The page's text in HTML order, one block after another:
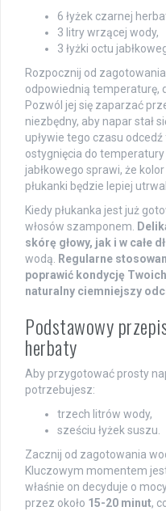
6 łyżek czarnej
3 litry wrzącej wody,
3 łyżki octu
Rozpocznij od
odpowiednią temperaturę,
Pozwól jej się zaparzać
niezbędny, aby napar stał
upływie tego czasu
ostygnięcia do temperatury
jabłkowego sprawi, że
płukanki będzie lepiej
Kiedy płukanka jest już
włosów szamponem.
skórę głowy, jak i w całe
wodą. Regularne
poprawić kondycję
naturalny ciemniejszy
Podstawowy
herbaty
Aby przygotować prosty
potrzebujesz:
trzech litrów wody,
sześciu łyżek suszu.
Zacznij od zagotowania
Kluczowym momentem
właśnie on decyduje o
przez około 15-20 minut,